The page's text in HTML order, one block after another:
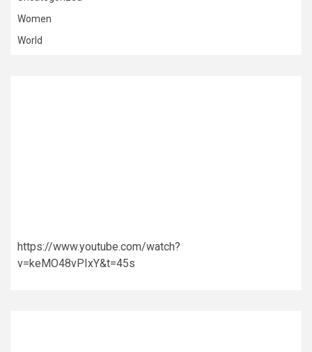
Women
World
https://www.youtube.com/watch?
v=keMO48vPIxY&t=45s